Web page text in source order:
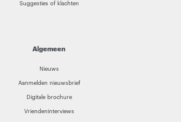
Suggesties of klachten
Algemeen
Nieuws
Aanmelden nieuwsbrief
Digitale brochure
Vriendeninterviews